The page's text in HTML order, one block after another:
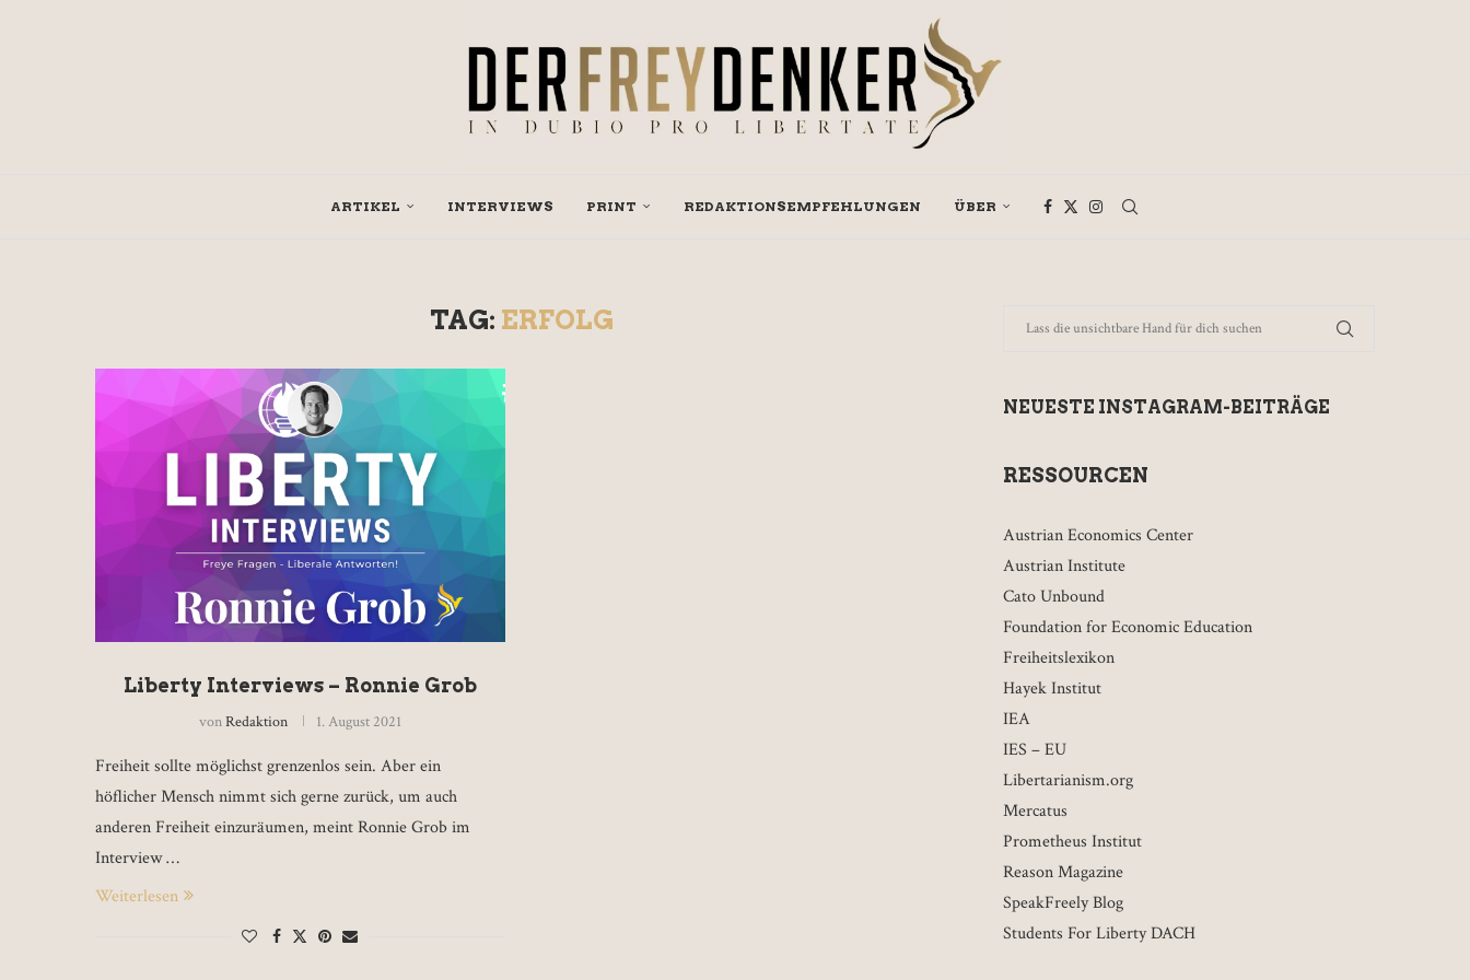
ARTIKEL INTERVIEWS PRINT REDAKTIONSEMPFEHLUNGEN ÜBER
TAG: ERFOLG
Liberty Interviews – Ronnie Grob
vonRedaktion 1. August 2021
Freiheit sollte möglichst grenzenlos sein. Aber ein
höflicher Mensch nimmt sich gerne zurück, um auch
anderen Freiheit einzuräumen, meint Ronnie Grob im
Interview …
Weiterlesen
NEUESTE INSTAGRAM-BEITRÄGE
RESSOURCEN
Austrian Economics Center
Austrian Institute
Cato Unbound
Foundation for Economic Education
Freiheitslexikon
Hayek Institut
IEA
IES – EU
Libertarianism.org
Mercatus
Prometheus Institut
Reason Magazine
SpeakFreely Blog
Students For Liberty DACH